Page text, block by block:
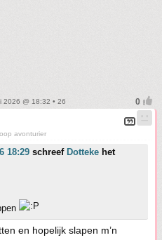
2026 @ 18:32 • 26
avonturier
18:29 schreef Dotteke het
en hopelijk slapen m’n